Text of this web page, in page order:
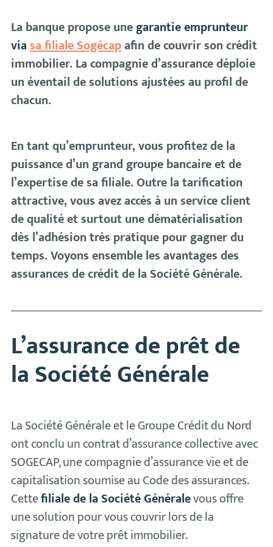
La banque propose unegarantie emprunteur
viasa filiale Sogécapafin de couvrir son crédit
immobilier. La compagnie d’assurance déploie
un éventail de solutions ajustées au profil de
chacun.
En tant qu’emprunteur, vous profitez de la
puissance d’un grand groupe bancaire et de
l’expertise de sa filiale. Outre la tarification
attractive, vous avez accès à un service client
de qualité et surtout une dématérialisation
dès l’adhésion très pratique pour gagner du
temps. Voyons ensemble les avantages des
assurances de crédit de la Société Générale.
L’assurance de prêt de
la Société Générale
La Société Générale et le Groupe Crédit du Nord
ont conclu un contrat d’assurance collective avec
SOGECAP, une compagnie d’assurance vie et de
capitalisation soumise au Code des assurances.
Cettefiliale de la Société Généralevous offre
une solution pour vous couvrir lors de la
signature de votre prêt immobilier.